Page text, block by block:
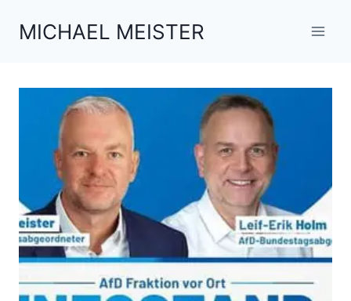
InhaltMICHAEL MEISTER